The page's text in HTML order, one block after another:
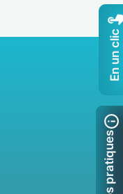
En un clic
Infos pratiques